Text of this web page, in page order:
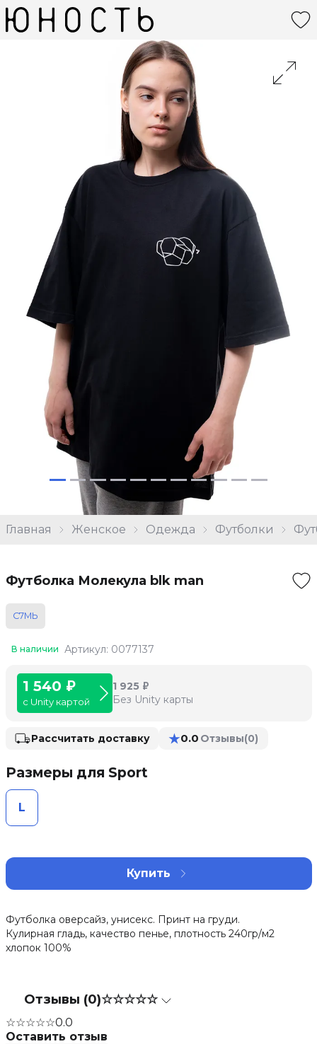
Главная Женское Одежда Футболки
Футболка Молекула blk man
С7МЬ
В наличии Артикул: 0077137
1 540 ₽
с Unity картой
1 925 ₽
Без Unity карты
Рассчитать доставку ★0.0 Отзывы(0)
Размеры для Sport
L
Купить
Футболка оверсайз, унисекс. Принт на груди.
Кулирная гладь, качество пенье, плотность 240гр/м2
хлопок 100%
Отзывы (0)☆☆☆☆☆
☆☆☆☆☆0.0
Оставить отзыв